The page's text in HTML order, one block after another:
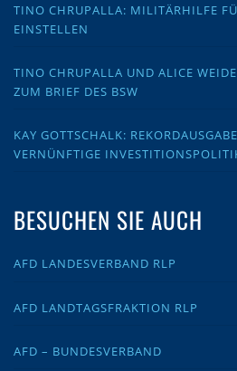
TINO CHRUPALLA: MILITÄRHILFE
EINSTELLEN
TINO CHRUPALLA UND ALICE
ZUM BRIEF DES BSW
KAY GOTTSCHALK:
VERNÜNFTIGE
BESUCHEN SIE AUCH
AFD LANDESVERBAND RLP
AFD LANDTAGSFRAKTION RLP
AFD – BUNDESVERBAND